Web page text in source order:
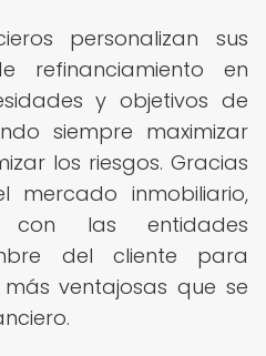
personalizan sus
refinanciamiento en
y objetivos de
siempre maximizar
los riesgos. Gracias
mercado inmobiliario,
con las entidades
del cliente para
ventajosas que se